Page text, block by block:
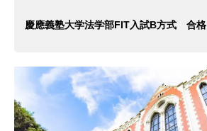
慶應義塾大学法学部FIT入試B方式 合格